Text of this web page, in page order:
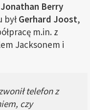
Jonathan Berry
był Gerhard Joost,
m.in. z
Jacksonem i
telefon z
czy